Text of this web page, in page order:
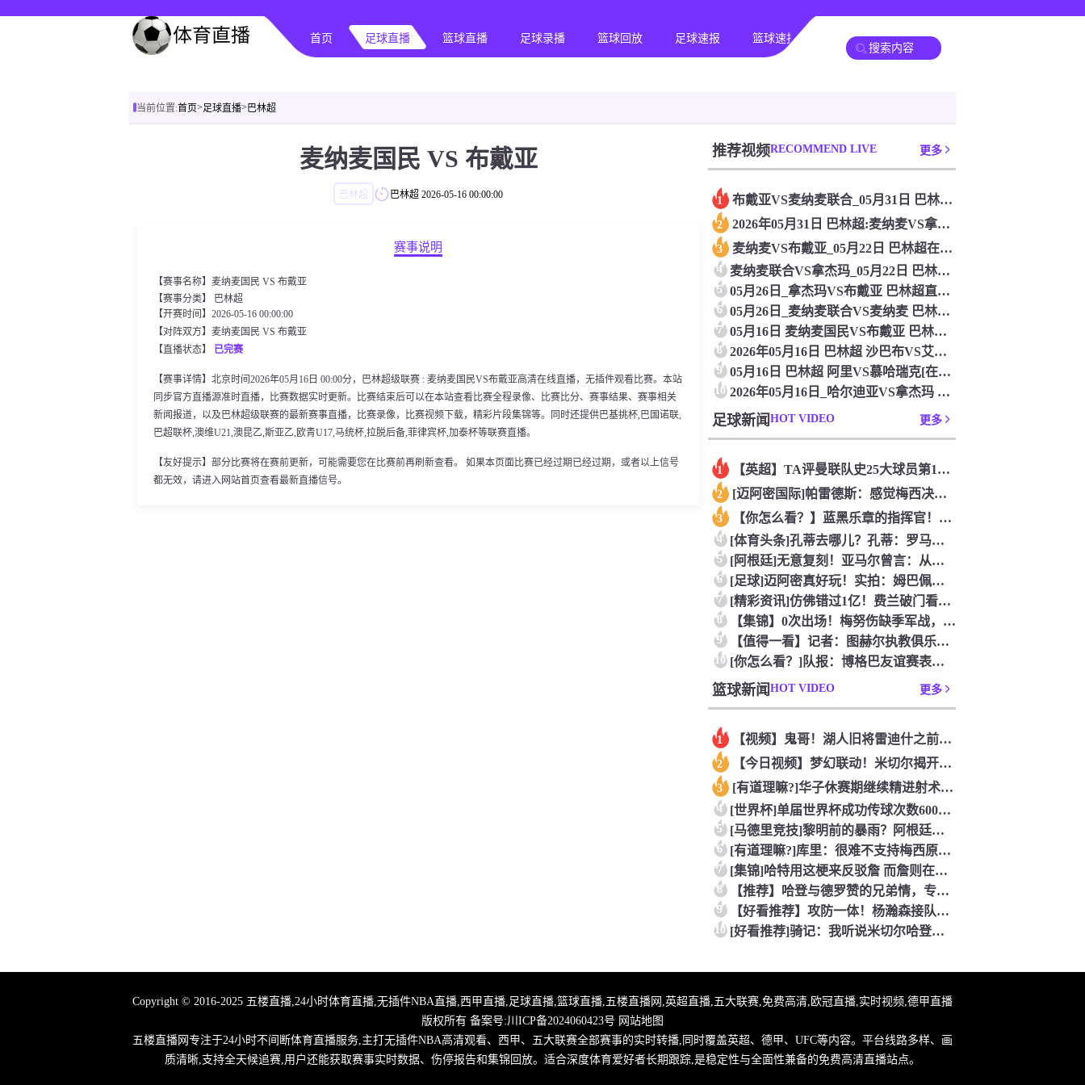
首页 足球直播 篮球直播 足球录播 篮球回放 足球速报 篮球速报 其他赛事
当前位置:首页>足球直播>巴林超
麦纳麦国民 VS 布戴亚
巴林超 巴林超 2026-05-16 00:00:00
赛事说明
【赛事名称】麦纳麦国民 VS 布戴亚
【赛事分类】
巴林超
【开赛时间】2026-05-16 00:00:00
【对阵双方】麦纳麦国民 VS 布戴亚
【直播状态】 已完赛
【赛事详情】北京时间2026年05月16日 00:00分，巴林超级联赛 : 麦纳麦国民VS布戴亚高清在线直播，无插件观看比赛。本站
同步官方直播源准时直播，比赛数据实时更新。比赛结束后可以在本站查看比赛全程录像、比赛比分、赛事结果、赛事相关
新闻报道，以及巴林超级联赛的最新赛事直播，比赛录像，比赛视频下载，精彩片段集锦等。同时还提供巴基挑杯,巴国诺联,
巴超联杯,澳维U21,澳昆乙,斯亚乙,欧青U17,马统杯,拉脱后备,菲律宾杯,加泰杯等联赛直播。
【友好提示】部分比赛将在赛前更新，可能需要您在比赛前再刷新查看。 如果本页面比赛已经过期已经过期，或者以上信号
都无效，请进入网站首页查看最新直播信号。
推荐视频RECOMMEND LIVE 更多
1 布戴亚VS麦纳麦联合_05月31日 巴林超[无插件直播]
2 2026年05月31日 巴林超:麦纳麦VS拿杰玛_比赛在线观
3 麦纳麦VS布戴亚_05月22日 巴林超在线观看
4 麦纳麦联合VS拿杰玛_05月22日 巴林超[高清直播]
5 05月26日_拿杰玛VS布戴亚 巴林超直播 比赛直播
6 05月26日_麦纳麦联合VS麦纳麦 巴林超直播 比赛在线观看
7 05月16日 麦纳麦国民VS布戴亚 巴林超 比赛在线观看
8 2026年05月16日 巴林超 沙巴布VS艾希迪 免费直播
9 05月16日 巴林超 阿里VS慕哈瑞克[在线观看比赛]
10 2026年05月16日_哈尔迪亚VS拿杰玛 巴林超直播 比赛
足球新闻 HOT VIDEO 更多
1 【英超】TA评曼联队史25大球员第12：“巴斯比宝贝”的绝佳
2 [迈阿密国际]帕雷德斯：感觉梅西决定了决赛是国家队最后一战，
3 【你怎么看？】蓝黑乐章的指挥官！优雅的波兰中场节拍器！
4 [体育头条]孔蒂去哪儿？孔蒂：罗马诺你小子给我管住嘴哈！
5 [阿根廷]无意复刻！亚马尔曾言：从没想过成为梅西，也不会穿他
6 [足球]迈阿密真好玩！实拍：姆巴佩和女友被路人拍到在夜店狂欢
7 [精彩资讯]仿佛错过1亿！费兰破门看台的西班牙传奇欢呼，拉莫
8 【集锦】0次出场！梅努伤缺季军战，整届1分钟没踢无缘世界杯首
9 【值得一看】记者：图赫尔执教俱乐部是淘汰赛专家，但在真正压力
10 [你怎么看？]队报：博格巴友谊赛表现不错 戈洛文可能加盟沙特
篮球新闻 HOT VIDEO 更多
1 【视频】鬼哥！湖人旧将雷迪什之前在立陶宛联赛大杀四方
2 【今日视频】梦幻联动！米切尔揭开安东内利的名字贴纸！
3 [有道理嘛?]华子休赛期继续精进射术！5个点位接球三分全部命
4 [世界杯]单届世界杯成功传球次数600+球员：罗德里本届75
5 [马德里竞技]黎明前的暴雨？阿根廷世界杯决赛前最后一堂训练课
6 [有道理嘛?]库里：很难不支持梅西原来库里也是梅西球迷！
7 [集锦]哈特用这梗来反驳詹 而詹则在开玩笑地强调0比3和1比
8 【推荐】哈登与德罗赞的兄弟情，专属硬汉的温情
9 【好看推荐】攻防一体！杨瀚森接队友传球双手大力灌篮&防守端再
10 [好看推荐]骑记：我听说米切尔哈登和詹姆斯保持联系 但招募不
Copyright © 2016-2025 五楼直播,24小时体育直播,无插件NBA直播,西甲直播,足球直播,篮球直播,五楼直播网,英超直播,五大联赛,免费高清,欧冠直播,实时视频,德甲直播
版权所有 备案号:川ICP备2024060423号 网站地图
五楼直播网专注于24小时不间断体育直播服务,主打无插件NBA高清观看、西甲、五大联赛全部赛事的实时转播,同时覆盖英超、德甲、UFC等内容。平台线路多样、画
质清晰,支持全天候追赛,用户还能获取赛事实时数据、伤停报告和集锦回放。适合深度体育爱好者长期跟踪,是稳定性与全面性兼备的免费高清直播站点。